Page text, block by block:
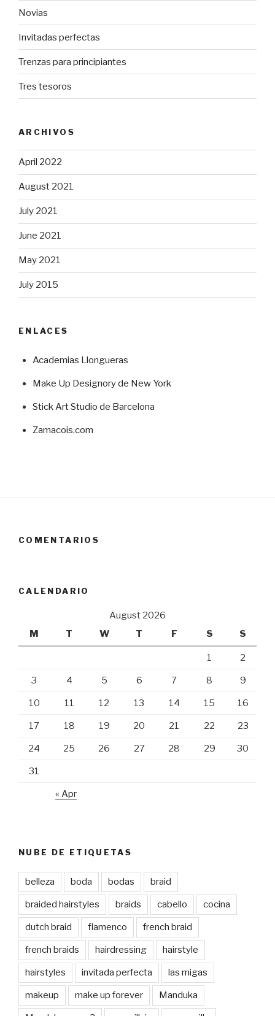
Novias
Invitadas perfectas
Trenzas para principiantes
Tres tesoros
ARCHIVOS
April 2022
August 2021
July 2021
June 2021
May 2021
July 2015
ENLACES
Academias Llongueras
Make Up Designory de New York
Stick Art Studio de Barcelona
Zamacois.com
COMENTARIOS
CALENDARIO
August 2026
M
T W T F S S
1 2
3 4 5 6 7 8 9
10 11 12 13 14 15 16
17 18 19 20 21 22 23
24 25 26 27 28 29 30
31
« Apr
NUBE DE ETIQUETAS
belleza boda bodas braid
braided hairstyles braids cabello cocina
dutch braid flamenco french braid
french braids hairdressing hairstyle
hairstyles invitada perfecta las migas
makeup make up forever Manduka